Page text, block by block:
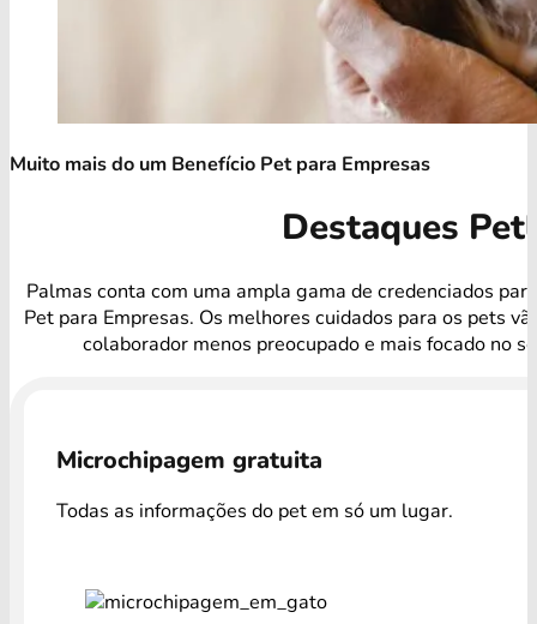
Muito mais do um Benefício Pet para Empresas
Destaques
Palmas conta com uma ampla gama de credenciados
Pet para Empresas. Os melhores cuidados para os pets
colaborador menos preocupado e mais focado no
Microchipagem gratuita
Todas as informações do pet em só um lugar.